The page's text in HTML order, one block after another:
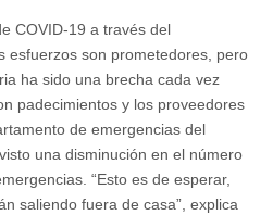
del
de
Ventura
el
Hospital
Santa
Paula
COVID-19 a través del
esfuerzos son prometedores, pero
ha sido una brecha cada vez
padecimientos y los proveedores
de emergencias del
una disminución en el número
“Esto es de esperar,
saliendo fuera de casa”, explica